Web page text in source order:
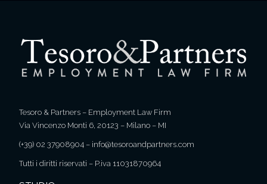
Tesoro & Partners – Employment Law Firm
Via Vincenzo Monti 6, 20123 – Milano – MI
(+39) 02 37908904 – info@tesoroandpartners.com
Tutti i diritti riservati – P.iva 11031870964